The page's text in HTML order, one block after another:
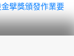
擘獎頒發作業要